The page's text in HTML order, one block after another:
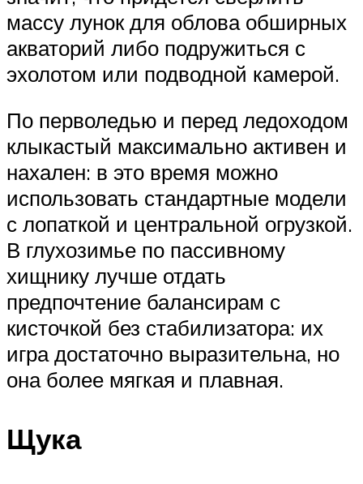
массу лунок для облова обширных
акваторий либо подружиться с
эхолотом или подводной камерой.
По перволедью и перед ледоходом
клыкастый максимально активен и
нахален: в это время можно
использовать стандартные модели
с лопаткой и центральной огрузкой.
В глухозимье по пассивному
хищнику лучше отдать
предпочтение балансирам с
кисточкой без стабилизатора: их
игра достаточно выразительна, но
она более мягкая и плавная.
Щука